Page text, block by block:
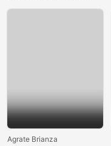
Agrate Brianza